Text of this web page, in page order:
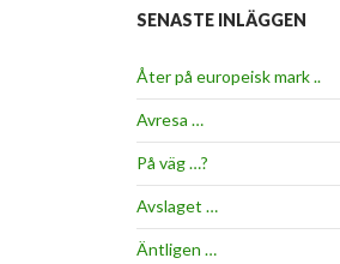
SENASTE INLÄGGEN
Åter på europeisk mark ..
Avresa …
På väg …?
Avslaget …
Äntligen …